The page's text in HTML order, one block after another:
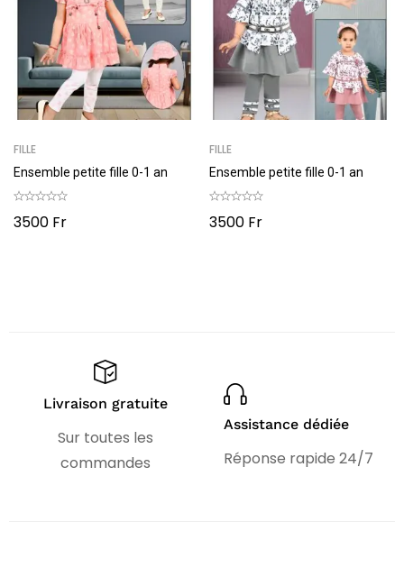
FILLE
Ensemble petite fille 0-1 an
3500 Fr
FILLE
Ensemble petite fille 0-1 an
3500 Fr
Livraison gratuite
Sur toutes les
commandes
Assistance dédiée
Réponse rapide 24/7